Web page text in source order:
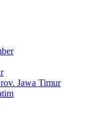
Jawa Timur